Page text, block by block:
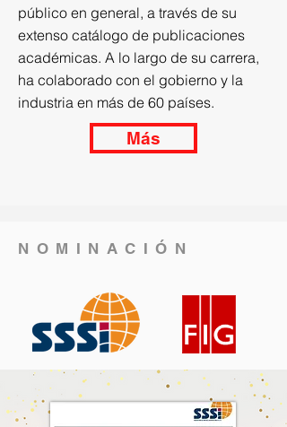
público en general, a través de su
extenso catálogo de publicaciones
académicas. A lo largo de su carrera,
ha colaborado con el gobierno y la
industria en más de 60 países.
Más
NOMINACIÓN